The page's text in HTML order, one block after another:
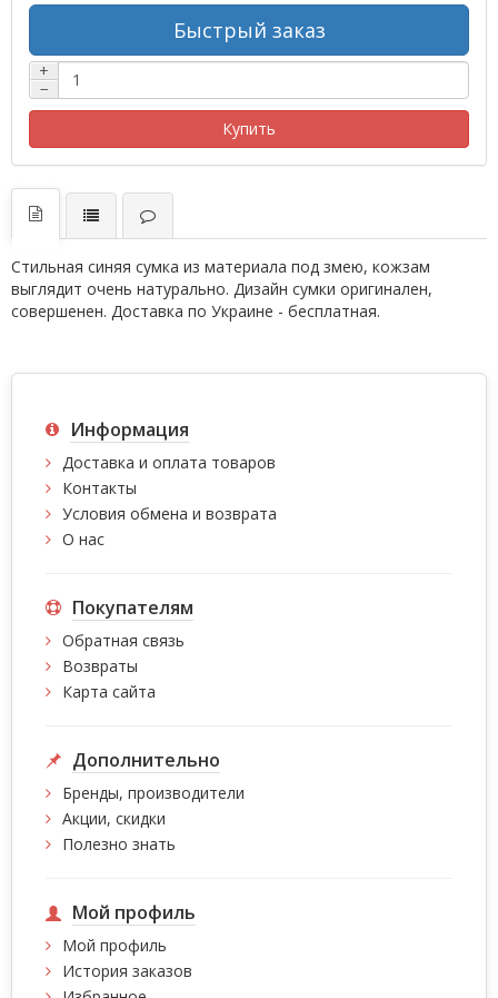
Быстрый заказ
+
−
Купить
Стильная синяя сумка из материала под змею, кожзам
выглядит очень натурально. Дизайн сумки оригинален,
совершенен. Доставка по Украине - бесплатная.
Информация
Доставка и оплата товаров
Контакты
Условия обмена и возврата
О нас
Покупателям
Обратная связь
Возвраты
Карта сайта
Дополнительно
Бренды, производители
Акции, скидки
Полезно знать
Мой профиль
Мой профиль
История заказов